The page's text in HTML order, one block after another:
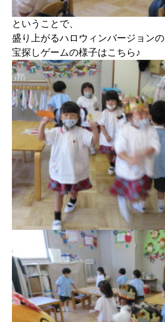
ということで、
盛り上がるハロウィンバージョンの
宝探しゲームの様子はこちら♪